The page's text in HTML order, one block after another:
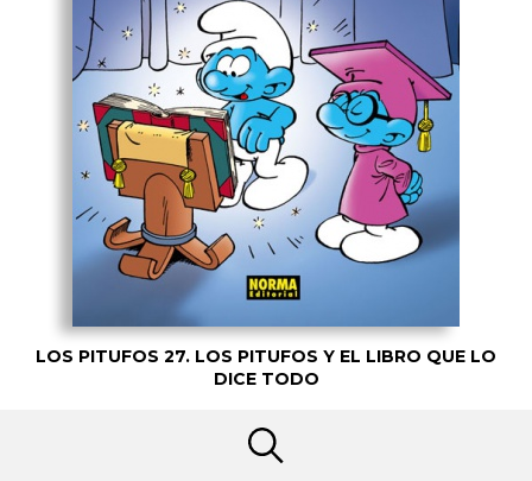
LOS PITUFOS 27. LOS PITUFOS Y EL LIBRO QUE LO
DICE TODO